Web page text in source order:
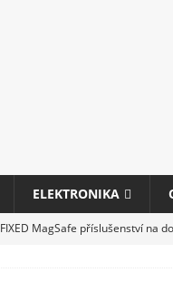
ELEKTRONIKA
FIXED MagSafe příslušenství na